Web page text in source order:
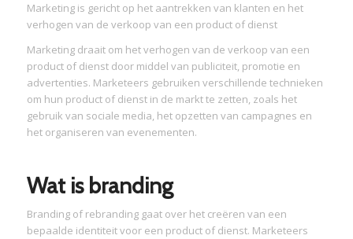
Marketing is gericht op het aantrekken van klanten en het
verhogen van de verkoop van een product of dienst
Marketing draait om het verhogen van de verkoop van een
product of dienst door middel van publiciteit, promotie en
advertenties. Marketeers gebruiken verschillende technieken
om hun product of dienst in de markt te zetten, zoals het
gebruik van sociale media, het opzetten van campagnes en
het organiseren van evenementen.
Wat is branding
Branding of rebranding gaat over het creëren van een
bepaalde identiteit voor een product of dienst. Marketeers